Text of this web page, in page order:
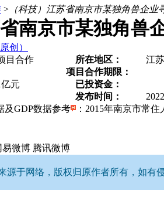
> （科技）江苏省南京市某独角兽企业
省南京市某独角兽
创）
目合作 所在地区： 江
项目合作期限：
亿元
已投资金：
发布时间：
及GDP数据参考
：2015年南京市常
易微博 腾讯微博
源于网络，版权归原作者所有，如有